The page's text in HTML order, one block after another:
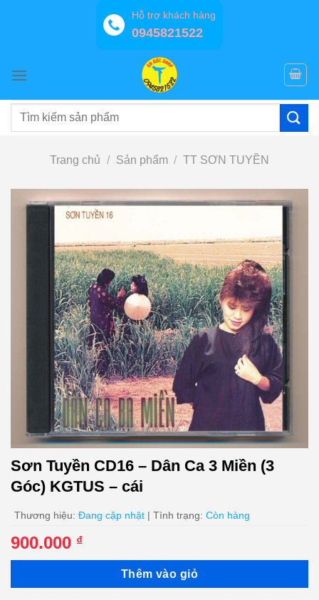
Hỗ trợ khách hàng
0945821522
Tìm
Trang chủ / Sản phẩm / TT SƠN TUYỀN
Sơn Tuyền CD16 – Dân Ca 3 Miền (3
Góc) KGTUS – cái
Thương hiệu: Đang cập nhật | Tình trạng: Còn hàng
900.000 ₫
Thêm vào giỏ